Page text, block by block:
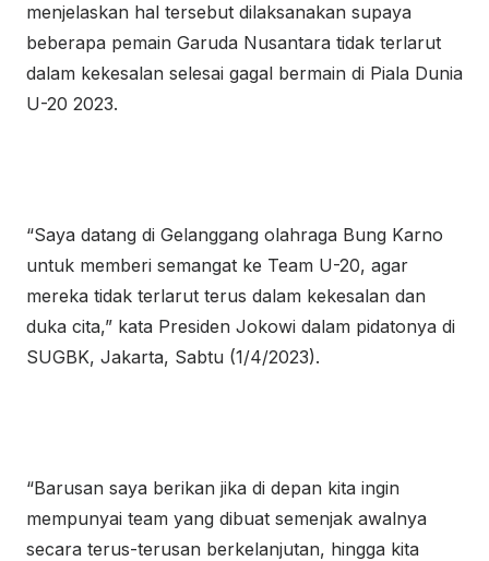
menjelaskan hal tersebut dilaksanakan supaya
beberapa pemain Garuda Nusantara tidak terlarut
dalam kekesalan selesai gagal bermain di Piala Dunia
U-20 2023.
“Saya datang di Gelanggang olahraga Bung Karno
untuk memberi semangat ke Team U-20, agar
mereka tidak terlarut terus dalam kekesalan dan
duka cita,” kata Presiden Jokowi dalam pidatonya di
SUGBK, Jakarta, Sabtu (1/4/2023).
“Barusan saya berikan jika di depan kita ingin
mempunyai team yang dibuat semenjak awalnya
secara terus-terusan berkelanjutan, hingga kita